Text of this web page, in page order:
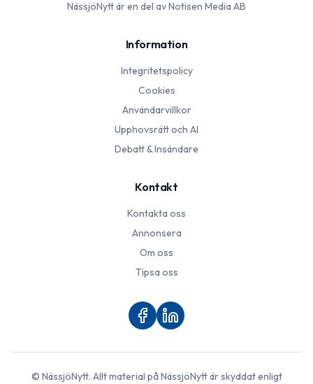
NässjöNyttär en del av Notisen Media AB
Information
Integritetspolicy
Cookies
Användarvillkor
Upphovsrätt och AI
Debatt & Insändare
Kontakt
Kontakta oss
Annonsera
Om oss
Tipsa oss
© NässjöNytt. Allt material påNässjöNyttär skyddat enligt